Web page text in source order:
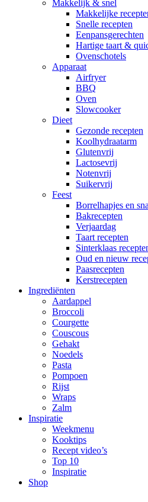
Makkelijk & snel
Makkelijke
Snelle recepten
Eenpansgerechten
Hartige taart &
Ovenschotels
Apparaat
Airfryer
BBQ
Oven
Slowcooker
Dieet
Gezonde recepten
Koolhydraatarm
Glutenvrij
Lactosevrij
Notenvrij
Suikervrij
Feest
Borrelhapjes en
Bakrecepten
Verjaardag
Taart recepten
Sinterklaas
Oud en nieuw
Paasrecepten
Kerstrecepten
Ingrediënten
Aardappel
Broccoli
Courgette
Couscous
Gehakt
Noedels
Pasta
Pompoen
Rijst
Wraps
Zalm
Inspiratie
Weekmenu
Kooktips
Recept video’s
Top 10
Inspiratie
Shop